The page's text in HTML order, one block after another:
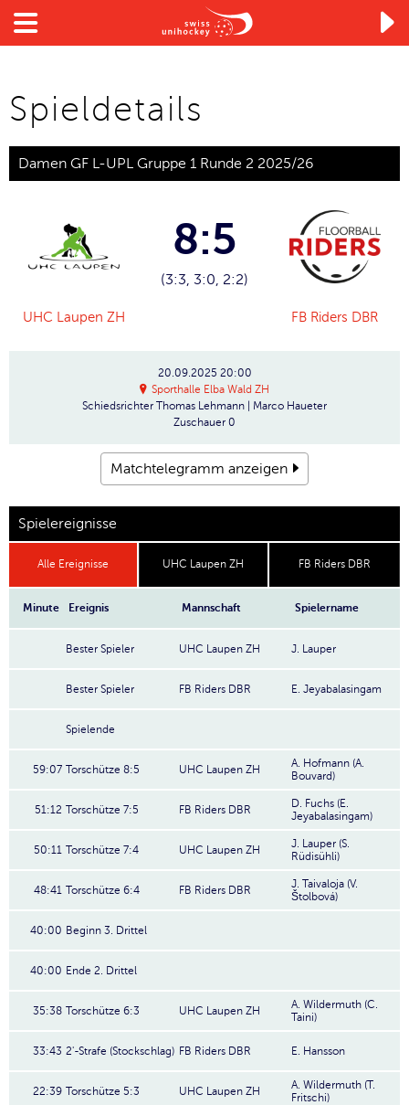

Spieldetails
Damen GF L-UPL Gruppe 1 Runde 2 2025/26
UHC Laupen ZH
8:5
(3:3, 3:0, 2:2)
FB Riders DBR
20.09.2025 20:00
Sporthalle Elba Wald ZH
Schiedsrichter Thomas Lehmann | Marco Haueter
Zuschauer 0
Matchtelegramm anzeigen
Spielereignisse
Alle Ereignisse UHC Laupen ZH FB Riders DBR
Minute Ereignis Mannschaft Spielername
Bester Spieler UHC Laupen ZH J. Lauper
Bester Spieler FB Riders DBR E. Jeyabalasingam
Spielende
59:07 Torschütze 8:5 UHC Laupen ZH
A. Hofmann (A.
Bouvard)
51:12 Torschütze 7:5 FB Riders DBR
D. Fuchs (E.
Jeyabalasingam)
50:11 Torschütze 7:4 UHC Laupen ZH
J. Lauper (S.
Rüdisühli)
48:41 Torschütze 6:4 FB Riders DBR
J. Taivaloja (V.
Štolbová)
40:00 Beginn 3. Drittel
40:00 Ende 2. Drittel
35:38 Torschütze 6:3 UHC Laupen ZH
A. Wildermuth (C.
Taini)
33:43 2'-Strafe (Stockschlag) FB Riders DBR E. Hansson
22:39 Torschütze 5:3 UHC Laupen ZH
A. Wildermuth (T.
Fritschi)